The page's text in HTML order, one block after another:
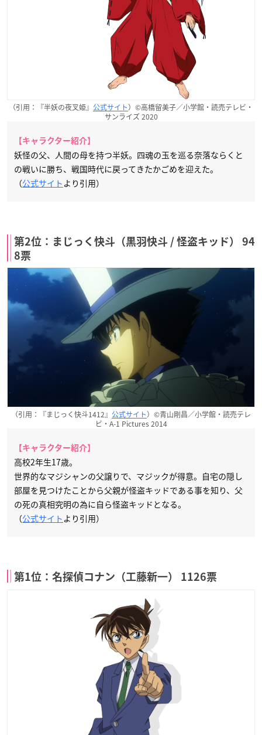
（引用：『半妖の夜叉姫』 公式サイト）©高橋留美子／小学館・読売テレビ・
サンライズ 2020
【キャラクター紹介】
妖怪の父、人間の母を持つ半妖。四魂の玉を巡る奈落ならくと
の戦いに勝ち、戦国時代に戻ってきたかごめを迎えた。
（公式サイト より引用）
第2位：まじっく快斗（黒羽快斗 / 怪盗キッド） 94
8票
（引用：『まじっく快斗1412』 公式サイト）©青山剛昌／小学館・読売テレ
ビ・A-1 Pictures 2014
【キャラクター紹介】
高校2年生17歳。
世界的なマジシャンの父譲りで、マジックが得意。自宅の隠し
部屋を見つけたことから父親が怪盗キッドである事を知り、父
の死の真相究明の為に自ら怪盗キッドとなる。
（公式サイト より引用）
第1位：名探偵コナン（工藤新一） 1126票